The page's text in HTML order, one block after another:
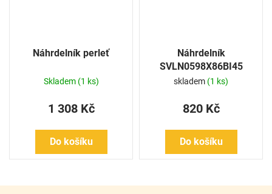
Náhrdelník perleť
Skladem (1 ks)
1 308 Kč
Do košíku
Náhrdelník
SVLN0598X86BI45
skladem (1 ks)
820 Kč
Do košíku